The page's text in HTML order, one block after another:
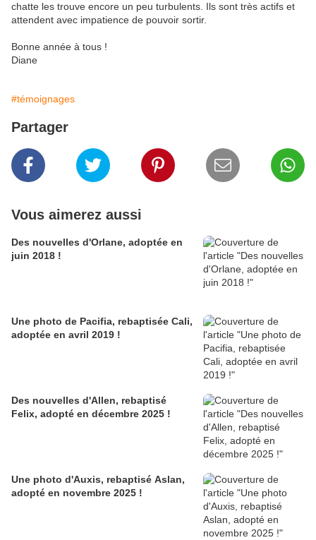
chatte les trouve encore un peu turbulents. Ils sont très actifs et
attendent avec impatience de pouvoir sortir.
Bonne année à tous !
Diane
#témoignages
Partager
Vous aimerez aussi
Des nouvelles d'Orlane, adoptée en
juin 2018 !
Une photo de Pacifia, rebaptisée Cali,
adoptée en avril 2019 !
Des nouvelles d'Allen, rebaptisé
Felix, adopté en décembre 2025 !
Une photo d'Auxis, rebaptisé Aslan,
adopté en novembre 2025 !